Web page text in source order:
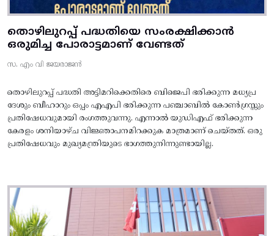
തൊഴിലുറപ്പ് പദ്ധതിയെ സംരക്ഷിക്കാൻ
ഒരുമിച്ച പോരാട്ടമാണ് വേണ്ടത്
സ. എം വി ജയരാജൻ
തൊഴിലുറപ്പ് പദ്ധതി അട്ടിമറിക്കെതിരെ ബിജെപി ഭരിക്കുന്ന മധ്യപ്ര
ദേശും ബീഹാറും ഒപ്പം എഎപി ഭരിക്കുന്ന പഞ്ചാബിൽ കോൺഗ്രസ്സും
പ്രതിഷേധവുമായി രംഗത്തുവന്നു. എന്നാൽ യുഡിഎഫ് ഭരിക്കുന്ന
കേരളം ശനിയാഴ്ച വിജ്ഞാപനമിറക്കുക മാത്രമാണ് ചെയ്തത്. ഒരു
പ്രതിഷേധവും മുഖ്യമന്ത്രിയുടെ ഭാഗത്തുനിന്നുണ്ടായില്ല.